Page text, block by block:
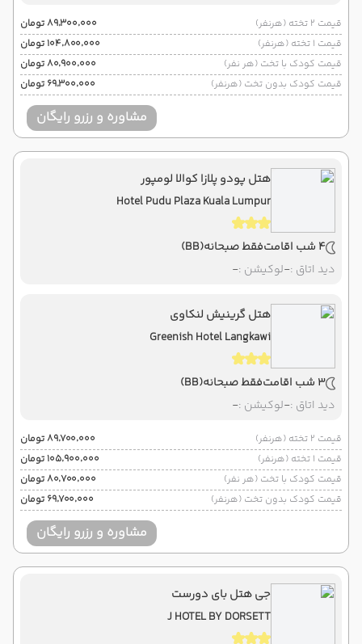
قیمت 2 تخته (هرنفر)
۸۹٬۳۰۰٬۰۰۰ تومان
قیمت 1 تخته (هرنفر)
۱۰۴٬۸۰۰٬۰۰۰ تومان
قیمت کودک با تخت (هر نفر)
۸۰٬۹۰۰٬۰۰۰ تومان
قیمت کودک بدون تخت (هرنفر)
۶۹٬۳۰۰٬۰۰۰ تومان
مشاوره و رزرو رایگان
هتل پودو پلازا کوالا لومپور
Hotel Pudu Plaza Kuala Lumpur
4 شب اقامت فقط صبحانه(BB)
دید اتاق :-لوکیشن :-
هتل گرینیش لنکاوی
Greenish Hotel Langkawi
3 شب اقامت فقط صبحانه(BB)
دید اتاق :-لوکیشن :-
قیمت 2 تخته (هرنفر)
۸۹٬۷۰۰٬۰۰۰ تومان
قیمت 1 تخته (هرنفر)
۱۰۵٬۹۰۰٬۰۰۰ تومان
قیمت کودک با تخت (هر نفر)
۸۰٬۷۰۰٬۰۰۰ تومان
قیمت کودک بدون تخت (هرنفر)
۶۹٬۷۰۰٬۰۰۰ تومان
مشاوره و رزرو رایگان
جی هتل بای دورست
J HOTEL BY DORSETT